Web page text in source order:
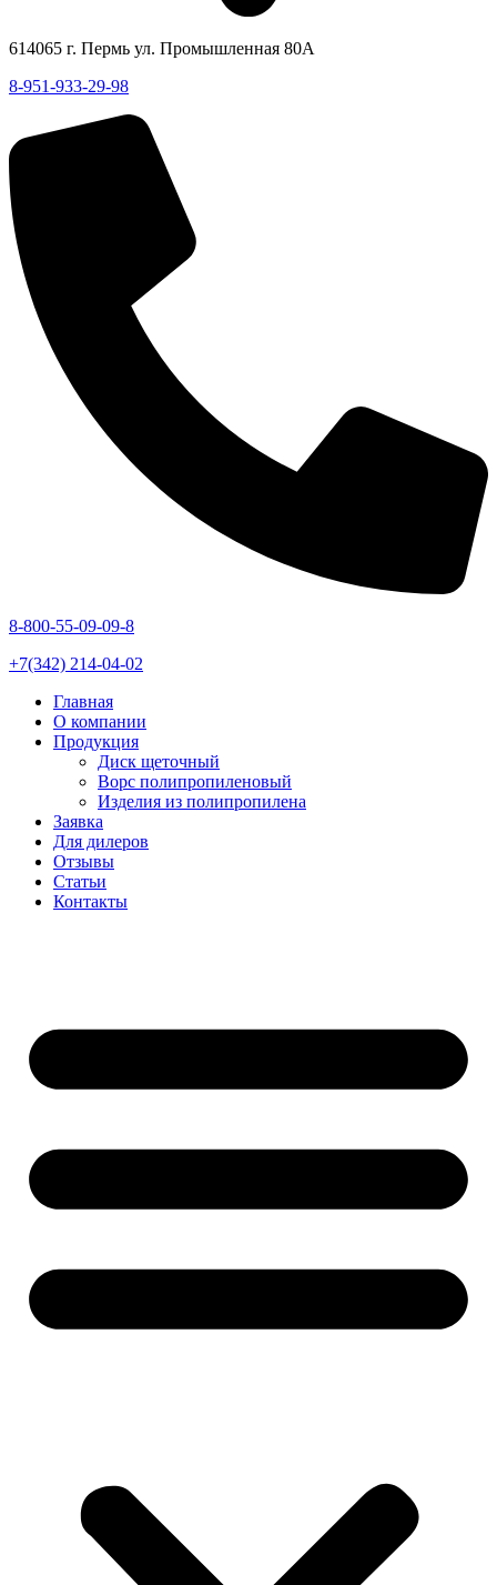
614065 г. Пермь ул. Промышленная 80А
8-951-933-29-98
8-800-55-09-09-8
+7(342) 214-04-02
Главная
О компании
Продукция
Диск щеточный
Ворс полипропиленовый
Изделия из полипропилена
Заявка
Для дилеров
Отзывы
Статьи
Контакты